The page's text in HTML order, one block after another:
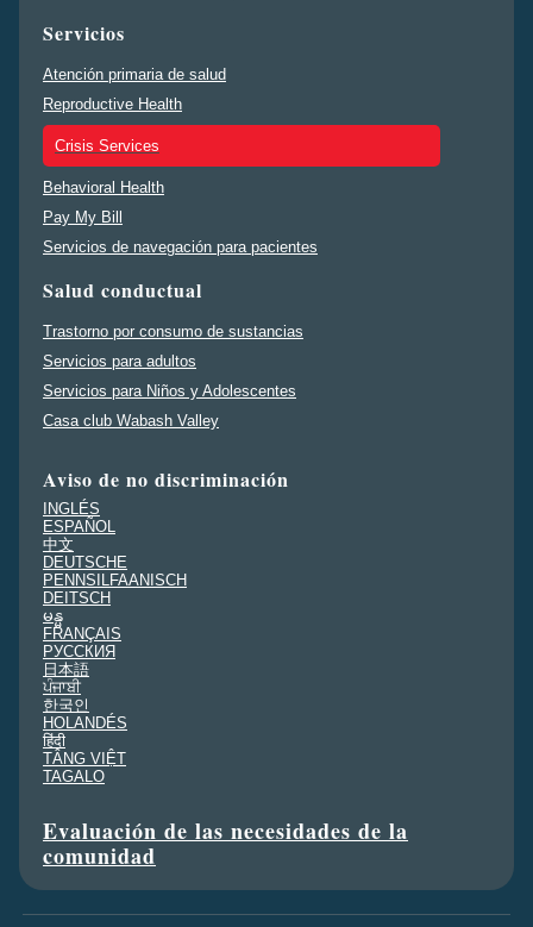
Servicios
Atención primaria de salud
Reproductive Health
Crisis Services
Behavioral Health
Pay My Bill
Servicios de navegación para pacientes
Salud conductual
Trastorno por consumo de sustancias
Servicios para adultos
Servicios para Niños y Adolescentes
Casa club Wabash Valley
Aviso de no discriminación
INGLÉS
ESPAÑOL
中文
DEUTSCHE
PENNSILFAANISCH
DEITSCH
မန္မ
FRANÇAIS
PУССКИЯ
日本語
ਪੰਜਾਬੀ
한국인
HOLANDÉS
हिंदी
TÂNG VIỆT
TAGALO
Evaluación de las necesidades de la
comunidad